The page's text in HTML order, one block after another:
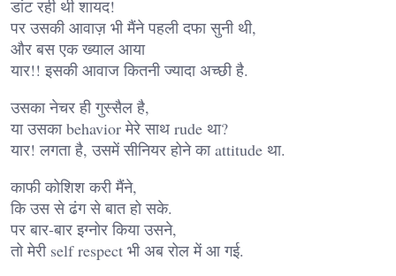
डांट रही थी शायद!
पर उसकी आवाज़ भी मैंने पहली दफा सुनी थी,
और बस एक ख्याल आया
यार!! इसकी आवाज कितनी ज्यादा अच्छी है.
उसका नेचर ही गुस्सैल है,
या उसका behavior मेरे साथ rude था?
यार! लगता है, उसमें सीनियर होने का attitude था.
काफी कोशिश करी मैंने,
कि उस से ढंग से बात हो सके.
पर बार-बार इग्नोर किया उसने,
तो मेरी self respect भी अब रोल में आ गई.